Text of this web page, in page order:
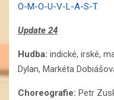
O-M-O-U-V-L-A-S-T.
Update 24
Hudba: indické, irské,
Dylan, Markéta
Choreografie: Petr